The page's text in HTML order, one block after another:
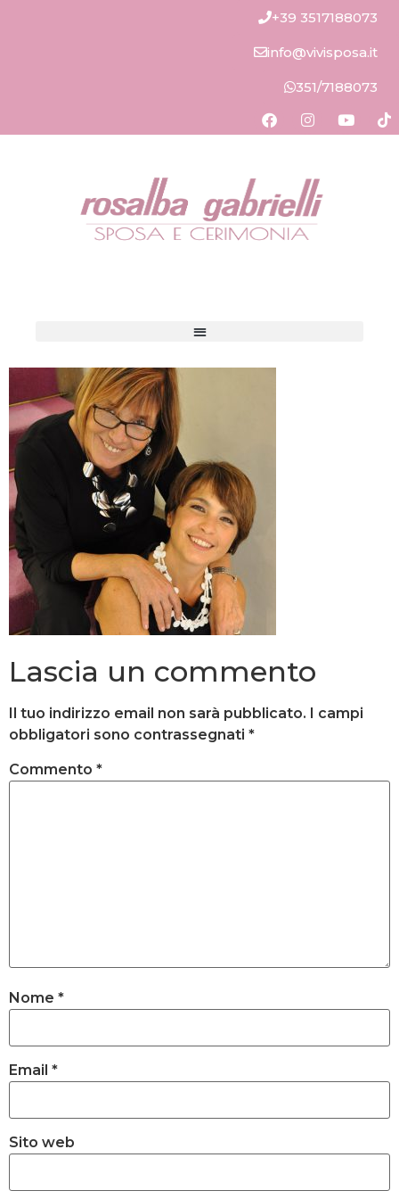
+39 3517188073
info@vivisposa.it
351/7188073
Lascia un commento
Il tuo indirizzo email non sarà pubblicato. I campi
obbligatori sono contrassegnati *
Commento *
Nome *
Email *
Sito web